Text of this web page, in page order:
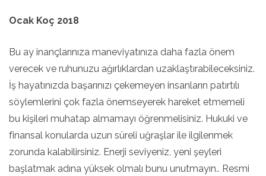
Ocak Koç 2018
Bu ay inançlarınıza maneviyatınıza daha fazla önem
verecek ve ruhunuzu ağırlıklardan uzaklaştırabileceksiniz.
İş hayatınızda başarınızı çekemeyen insanların patırtılı
söylemlerini çok fazla önemseyerek hareket etmemeli
bu kişileri muhatap almamayı öğrenmelisiniz. Hukuki ve
finansal konularda uzun süreli uğraşlar ile ilgilenmek
zorunda kalabilirsiniz. Enerji seviyeniz, yeni şeyleri
başlatmak adına yüksek olmalı bunu unutmayın.. Resmi